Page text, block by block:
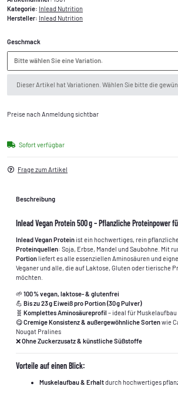
Kategorie: Inlead Nutrition
Hersteller: Inlead Nutrition
Geschmack
Bitte wählen Sie eine Variation.
xDieser Artikel hat Variationen. Wählen Sie bitte die
Preise nach Anmeldung sichtbar
Sofort verfügbar
Frage zum Artikel
Beschreibung
Inlead Vegan Protein 500 g – Pflanzliche Proteinpower
Inlead Vegan Protein ist ein hochwertiges, rein
Proteinquellen: Soja, Erbse, Mandel und Saubohne. Mit
Portionliefert es alle essenziellen Aminosäuren und
Veganer und alle, die auf Laktose, Gluten oder tierische
möchten.
🌱 100 % vegan, laktose- & glutenfrei
💪 Bis zu 23 g Eiweiß pro Portion (30 g Pulver)
🧬 Komplettes Aminosäureprofil – ideal für Muskelaufbau
😋Cremige Konsistenz & außergewöhnliche Sortenwie
Nougat Pralines
❌Ohne Zuckerzusatz & künstliche Süßstoffe
Vorteile auf einen Blick:
Muskelaufbau & Erhaltdurch hochwertiges